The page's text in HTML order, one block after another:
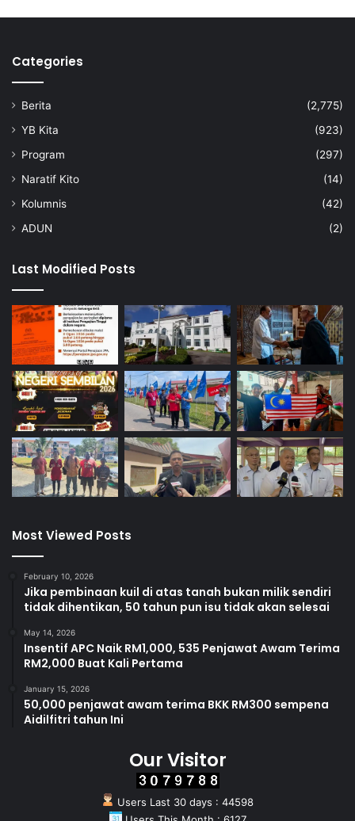
Categories
Berita
(2,775)
YB Kita
(923)
Program
(297)
Naratif Kito
(14)
Kolumnis
(42)
ADUN
(2)
Last Modified Posts
Most Viewed Posts
February 10, 2026
Jika pembinaan kuil di atas tanah bukan milik sendiri
tidak dihentikan, 50 tahun pun isu tidak akan selesai
May 14, 2026
Insentif APC Naik RM1,000, 535 Penjawat Awam Terima
RM2,000 Buat Kali Pertama
January 15, 2026
50,000 penjawat awam terima BKK RM300 sempena
Aidilfitri tahun Ini
Our Visitor
Users Last 30 days : 44598